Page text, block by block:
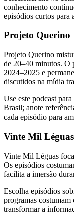
conhecimento
episódios curtos para
Projeto Querino
Projeto Querino
de 20–40 minutos. O
2024–2025 e
discutidos na mídia
Use este podcast
Brasil; anote
cada episódio para
Vinte Mil Léguas
Vinte Mil Léguas
Os episódios
facilita a imersão
Escolha episódios
programas
transformar a